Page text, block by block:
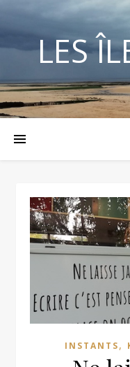
LES
INSTANTS,